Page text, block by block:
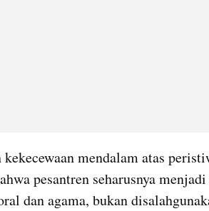
kekecewaan mendalam atas
pesantren seharusnya
dan agama, bukan